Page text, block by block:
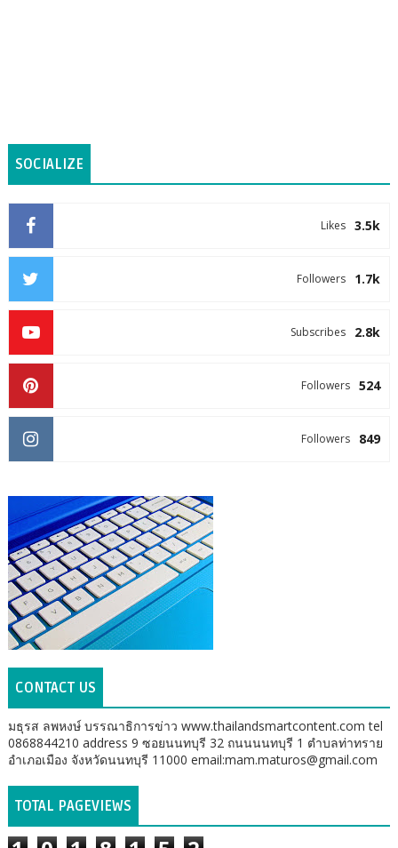
SOCIALIZE
3.5k
Likes
1.7k
Followers
2.8k
Subscribes
524
Followers
849
Followers
CONTACT US
มธุรส ลพหงษ์ บรรณาธิการข่าว www.thailandsmartcontent.com tel
0868844210 address 9 ซอยนนทบุรี 32 ถนนนนทบุรี 1 ตำบลท่าทราย
อำเภอเมือง จังหวัดนนทบุรี 11000 email:mam.maturos@gmail.com
TOTAL PAGEVIEWS